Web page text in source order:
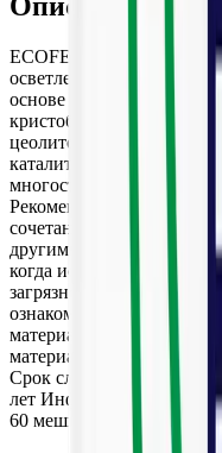
ECOFEROX —
осветления и
основе природного
кристобалитовой
цеолитовым туфам,
каталитические и
многостадийной
Рекомендации к
сочетании с аэрацией,
другими методами
когда исходная вода
загрязнений. Перед
ознакомьтесь с
материалов и
материал. Не требует
Срок службы при
лет Информация для
60 мешков, габариты